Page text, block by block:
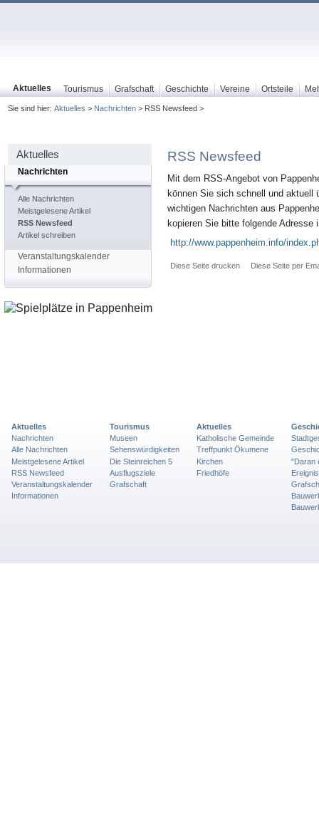
Aktuelles Tourismus Grafschaft Geschichte Vereine Ortsteile
Sie sind hier: Aktuelles > Nachrichten> RSS Newsfeed >
Aktuelles
Nachrichten
Alle Nachrichten
Meistgelesene Artikel
RSS Newsfeed
Artikel schreiben
Veranstaltungskalender
Informationen
RSS Newsfeed
Mit dem RSS-Angebot von
können Sie sich schnell und aktuell
wichtigen Nachrichten aus
kopieren Sie bitte folgende Adresse
http://www.pappenheim.info/
Diese Seite drucken Diese Seite per
Aktuelles
Nachrichten
Alle Nachrichten
Meistgelesene Artikel
RSS Newsfeed
Veranstaltungskalender
Informationen
Tourismus
Museen
Sehenswürdigkeiten
Die Steinreichen 5
Ausflugsziele
Grafschaft
Aktuelles
Katholische Gemeinde
Treffpunkt Ökumene
Kirchen
Friedhöfe
"Daran